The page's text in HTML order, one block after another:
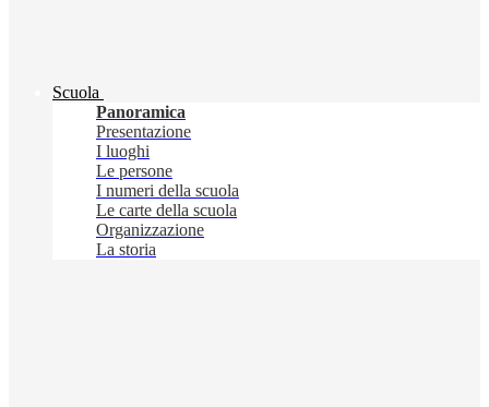
Scuola
Panoramica
Presentazione
I luoghi
Le persone
I numeri della scuola
Le carte della scuola
Organizzazione
La storia